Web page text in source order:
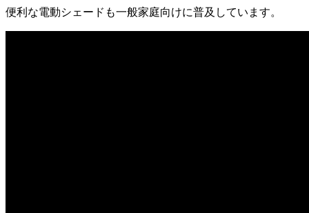
便利な電動シェードも一般家庭向けに普及しています。